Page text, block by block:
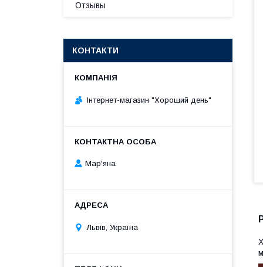
Отзывы
КОНТАКТИ
Інтернет-магазин "Хороший день"
Мар'яна
Львів, Україна